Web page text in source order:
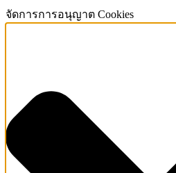
จัดการการอนุญาต Cookies